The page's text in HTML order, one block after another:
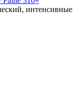
интенсивные